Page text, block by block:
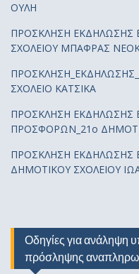
ΟΥΛΗ
ΠΡΟΣΚΛΗΣΗ ΕΚΔΗΛΩΣΗΣ
ΣΧΟΛΕΙΟΥ ΜΠΑΦΡΑΣ
ΣΧΟΛΕΙΟ ΚΑΤΣΙΚΑ
ΠΡΟΣΚΛΗΣΗ ΕΚΔΗΛΩΣΗΣ
ΠΡΟΣΦΟΡΩΝ_21ο
ΠΡΟΣΚΛΗΣΗ ΕΚΔΗΛΩΣΗΣ
ΔΗΜΟΤΙΚΟΥ ΣΧΟΛΕΙΟΥ
Οδηγίες για ανάληψη
πρόσληψης